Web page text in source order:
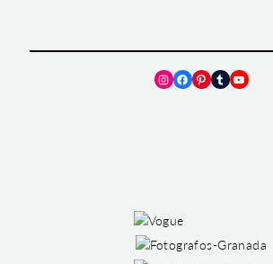
Instagram
Facebook
Pinterest
TumblrYouTube